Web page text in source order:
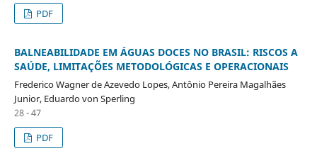
PDF
BALNEABILIDADE EM ÁGUAS DOCES NO BRASIL: RISCOS A
SAÚDE, LIMITAÇÕES METODOLÓGICAS E OPERACIONAIS
Frederico Wagner de Azevedo Lopes, Antônio Pereira Magalhães
Junior, Eduardo von Sperling
28 - 47
PDF